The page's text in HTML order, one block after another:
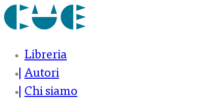
Libreria
Autori
Chi siamo